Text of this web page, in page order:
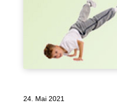
24. Mai 2021